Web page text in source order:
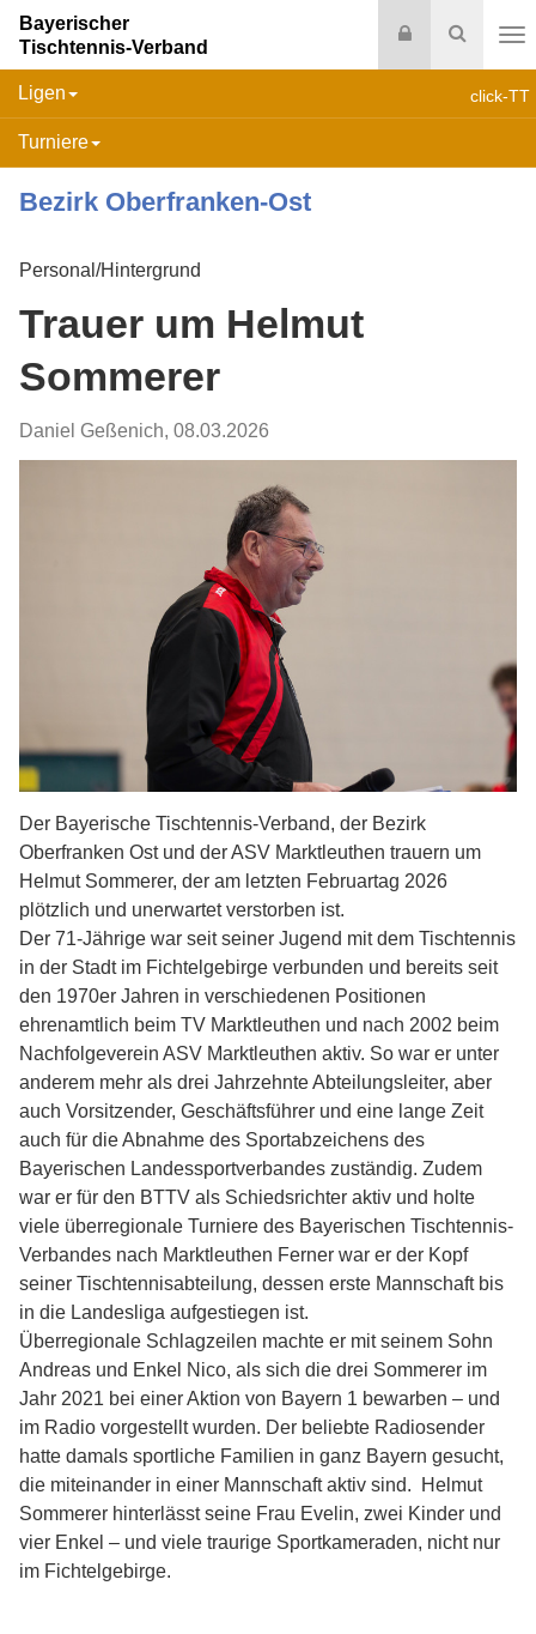
Suche
Login
Bayerischer
Tischtennis-Verband
click-TT
Ligen
Turniere
Bezirk Oberfranken-Ost
Personal/Hintergrund
Trauer um Helmut
Sommerer
Daniel Geßenich, 08.03.2026
Der Bayerische Tischtennis-Verband, der Bezirk
Oberfranken Ost und der ASV Marktleuthen trauern um
Helmut Sommerer, der am letzten Februartag 2026
plötzlich und unerwartet verstorben ist.
Der 71-Jährige war seit seiner Jugend mit dem Tischtennis
in der Stadt im Fichtelgebirge verbunden und bereits seit
den 1970er Jahren in verschiedenen Positionen
ehrenamtlich beim TV Marktleuthen und nach 2002 beim
Nachfolgeverein ASV Marktleuthen aktiv. So war er unter
anderem mehr als drei Jahrzehnte Abteilungsleiter, aber
auch Vorsitzender, Geschäftsführer und eine lange Zeit
auch für die Abnahme des Sportabzeichens des
Bayerischen Landessportverbandes zuständig. Zudem
war er für den BTTV als Schiedsrichter aktiv und holte
viele überregionale Turniere des Bayerischen Tischtennis-
Verbandes nach Marktleuthen Ferner war er der Kopf
seiner Tischtennisabteilung, dessen erste Mannschaft bis
in die Landesliga aufgestiegen ist.
Überregionale Schlagzeilen machte er mit seinem Sohn
Andreas und Enkel Nico, als sich die drei Sommerer im
Jahr 2021 bei einer Aktion von Bayern 1 bewarben – und
im Radio vorgestellt wurden. Der beliebte Radiosender
hatte damals sportliche Familien in ganz Bayern gesucht,
die miteinander in einer Mannschaft aktiv sind. Helmut
Sommerer hinterlässt seine Frau Evelin, zwei Kinder und
vier Enkel – und viele traurige Sportkameraden, nicht nur
im Fichtelgebirge.